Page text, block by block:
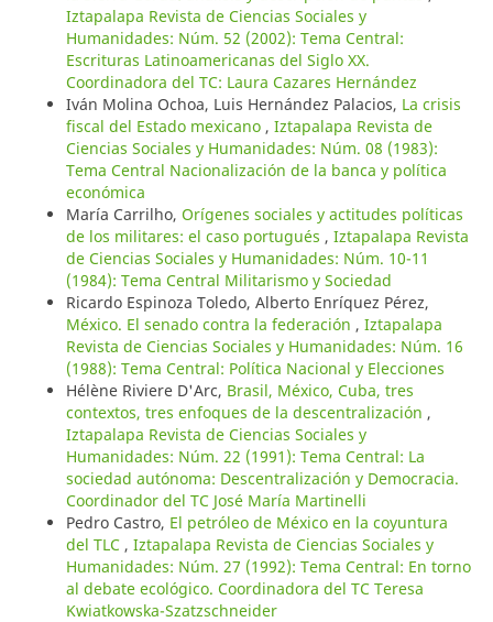
Iztapalapa Revista de Ciencias Sociales y
Humanidades: Núm. 52 (2002): Tema Central:
Escrituras Latinoamericanas del Siglo XX.
Coordinadora del TC: Laura Cazares Hernández
Iván Molina Ochoa, Luis Hernández Palacios, La crisis
fiscal del Estado mexicano , Iztapalapa Revista de
Ciencias Sociales y Humanidades: Núm. 08 (1983):
Tema Central Nacionalización de la banca y política
económica
María Carrilho, Orígenes sociales y actitudes políticas
de los militares: el caso portugués , Iztapalapa Revista
de Ciencias Sociales y Humanidades: Núm. 10-11
(1984): Tema Central Militarismo y Sociedad
Ricardo Espinoza Toledo, Alberto Enríquez Pérez,
México. El senado contra la federación , Iztapalapa
Revista de Ciencias Sociales y Humanidades: Núm. 16
(1988): Tema Central: Política Nacional y Elecciones
Hélène Riviere D'Arc, Brasil, México, Cuba, tres
contextos, tres enfoques de la descentralización ,
Iztapalapa Revista de Ciencias Sociales y
Humanidades: Núm. 22 (1991): Tema Central: La
sociedad autónoma: Descentralización y Democracia.
Coordinador del TC José María Martinelli
Pedro Castro, El petróleo de México en la coyuntura
del TLC , Iztapalapa Revista de Ciencias Sociales y
Humanidades: Núm. 27 (1992): Tema Central: En torno
al debate ecológico. Coordinadora del TC Teresa
Kwiatkowska-Szatzschneider